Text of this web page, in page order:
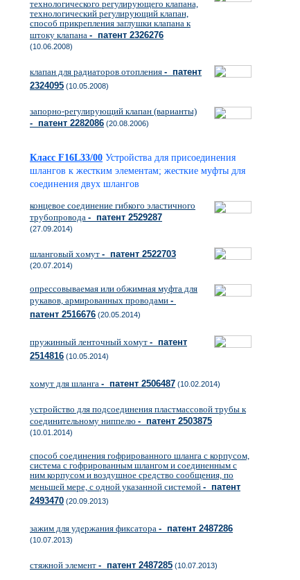
технологического регулирующего клапана,
технологический регулирующий клапан,
способ прикрепления заглушки клапана к
штоку клапана - патент 2326276
(10.06.2008)
клапан для радиаторов отопления - патент
2324095 (10.05.2008)
запорно-регулирующий клапан (варианты)
- патент 2282086 (20.08.2006)
Класс F16L33/00 Устройства для присоединения
шлангов к жестким элементам; жесткие муфты для
соединения двух шлангов
концевое соединение гибкого эластичного
трубопровода - патент 2529287
(27.09.2014)
шланговый хомут - патент 2522703
(20.07.2014)
опрессовываемая или обжимная муфта для
рукавов, армированных проводами -
патент 2516676 (20.05.2014)
пружинный ленточный хомут - патент
2514816 (10.05.2014)
хомут для шланга - патент 2506487 (10.02.2014)
устройство для подсоединения пластмассовой трубы к
соединительному ниппелю - патент 2503875
(10.01.2014)
способ соединения гофрированного шланга с корпусом,
система с гофрированным шлангом и соединенным с
ним корпусом и воздушное средство сообщения, по
меньшей мере, с одной указанной системой - патент
2493470 (20.09.2013)
зажим для удержания фиксатора - патент 2487286
(10.07.2013)
стяжной элемент - патент 2487285 (10.07.2013)